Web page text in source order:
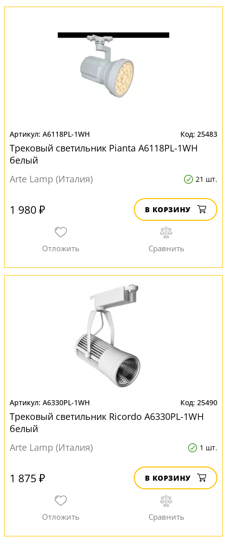
A6118PL-1WH 25483
Трековый светильник Pianta A6118PL-1WH
белый
Arte Lamp (Италия)
21 шт.
1 980 ₽ В КОРЗИНУ
A6330PL-1WH 25490
Трековый светильник Ricordo A6330PL-1WH
белый
Arte Lamp (Италия)
1 шт.
1 875 ₽ В КОРЗИНУ